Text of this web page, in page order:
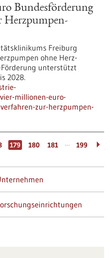
Bundesförderung
Herzpumpen-
Freiburg
ohne Herz-
Förderung unterstützt
2028.
millionen-euro-
zur-herzpumpen-
179 180 181 … 199